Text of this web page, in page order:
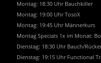
Montag: 18:30 Uhr Bauchkiller
Montag: 19:00 Uhr TosoX
Montag: 19:45 Uhr Männerkurs
Montag Specials 1x im Monat:
Dienstag: 18:30 Uhr Bauch/
Dienstag: 19:15 Uhr Functional